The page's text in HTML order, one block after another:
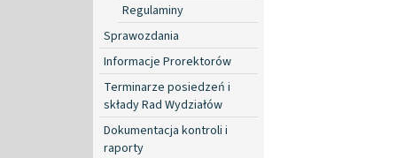
Regulaminy
Sprawozdania
Informacje Prorektorów
Terminarze posiedzeń i
składy Rad Wydziałów
Dokumentacja kontroli i
raporty